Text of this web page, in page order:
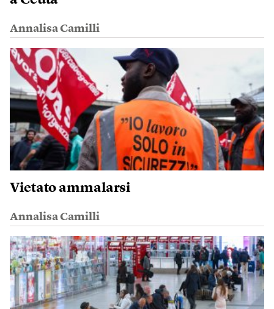
Annalisa Camilli
Vietato ammalarsi
Annalisa Camilli